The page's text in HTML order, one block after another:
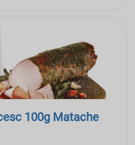
100g Matache